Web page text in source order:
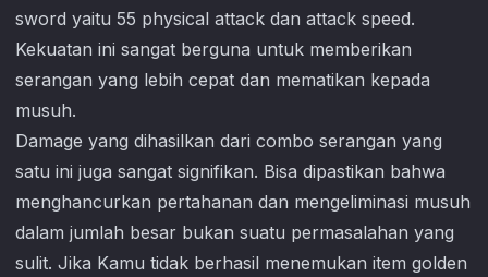
sword yaitu 55 physical attack dan attack speed.
Kekuatan ini sangat berguna untuk memberikan
serangan yang lebih cepat dan mematikan kepada
musuh.
Damage yang dihasilkan dari combo serangan yang
satu ini juga sangat signifikan. Bisa dipastikan bahwa
menghancurkan pertahanan dan mengeliminasi musuh
dalam jumlah besar bukan suatu permasalahan yang
sulit. Jika Kamu tidak berhasil menemukan item golden